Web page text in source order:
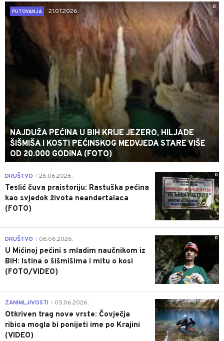
0
PUTOVANJA
21.07.2026.
NAJDUŽA PEĆINA U BIH KRIJE JEZERO, HILJADE
ŠIŠMIŠA I KOSTI PEĆINSKOG MEDVJEDA STARE VIŠE
OD 20.000 GODINA (FOTO)
0
DRUŠTVO 28.06.2026.
Teslić čuva praistoriju: Rastuška pećina
kao svjedok života neandertalaca
(FOTO)
0
DRUŠTVO 06.06.2026.
U Mićinoj pećini s mladim naučnikom iz
BiH: Istina o šišmišima i mitu o kosi
(FOTO/VIDEO)
0
ZANIMLJIVOSTI 05.06.2026.
Otkriven trag nove vrste: Čovječja
ribica mogla bi ponijeti ime po Krajini
(VIDEO)